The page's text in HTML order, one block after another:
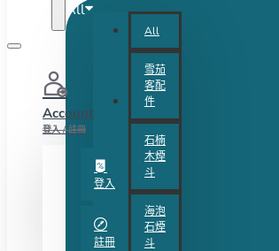
All
All
雪茄
客配
件
石楠
木煙
斗
海泡
石煙
斗
Account
登入 / 註冊
登入
註冊